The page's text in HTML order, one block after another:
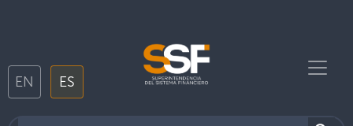
EN ES